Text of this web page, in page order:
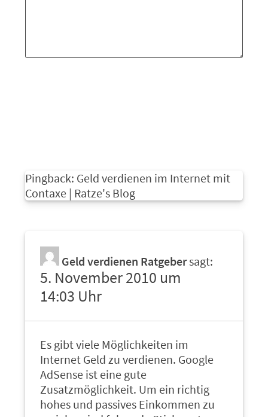
Pingback: Geld verdienen im Internet mit
Contaxe | Ratze's Blog
Geld verdienen Ratgebersagt:
5. November 2010 um
14:03 Uhr
Es gibt viele Möglichkeiten im
Internet Geld zu verdienen. Google
AdSense ist eine gute
Zusatzmöglichkeit. Um ein richtig
hohes und passives Einkommen zu